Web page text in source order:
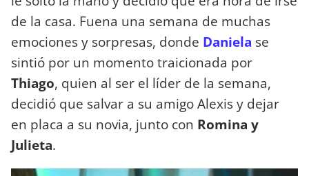
de la casa. Fuena una semana de muchas
emociones y sorpresas, donde Daniela se
sintió por un momento traicionada por
Thiago, quien al ser el líder de la semana,
decidió que salvar a su amigo Alexis y dejar
en placa a su novia, junto con Romina y
Julieta.